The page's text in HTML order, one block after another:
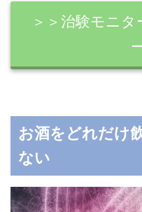
＞＞治験モニ
お酒をどれだけ
ない